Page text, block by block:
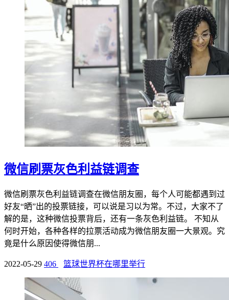
微信刷票灰色利益链调查
微信刷票灰色利益链调查在微信朋友圈，每个人可能都遇到过
好友“晒”出的投票链接，可以说是习以为常。不过，大家不了
解的是，这种微信投票背后，还有一条灰色利益链。 不知从
何时开始，各种各样的拉票活动成为微信朋友圈一大景观。究
竟是什么原因使得微信朋...
2022-05-29 406 篮球世界杯在哪里举行